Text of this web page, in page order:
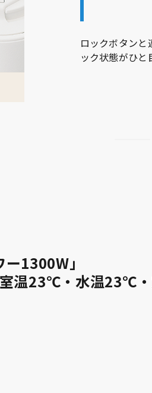
ロックボタン
ック状態がひと
1300W」
温23℃・水温23℃